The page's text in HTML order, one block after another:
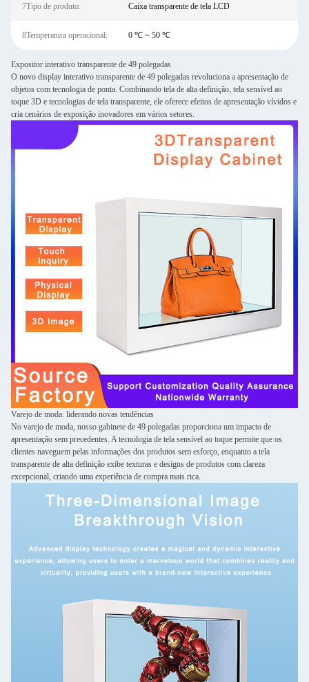
7Tipo de produto: Caixa transparente de tela LCD
8Temperatura operacional: 0 ℃ ~ 50 ℃
Expositor interativo transparente de 49 polegadas
O novo display interativo transparente de 49 polegadas revoluciona a apresentação de
objetos com tecnologia de ponta. Combinando tela de alta definição, tela sensível ao
toque 3D e tecnologias de tela transparente, ele oferece efeitos de apresentação vívidos e
cria cenários de exposição inovadores em vários setores.
Varejo de moda: liderando novas tendências
No varejo de moda, nosso gabinete de 49 polegadas proporciona um impacto de
apresentação sem precedentes. A tecnologia de tela sensível ao toque permite que os
clientes naveguem pelas informações dos produtos sem esforço, enquanto a tela
transparente de alta definição exibe texturas e designs de produtos com clareza
excepcional, criando uma experiência de compra mais rica.